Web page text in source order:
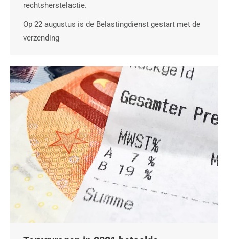
rechtsherstelactie.
Op 22 augustus is de Belastingdienst gestart met de
verzending